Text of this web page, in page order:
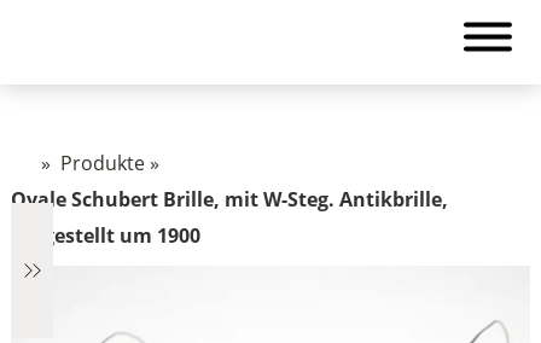
» Produkte»
Ovale Schubert Brille, mit W-Steg. Antikbrille,
hergestellt um 1900